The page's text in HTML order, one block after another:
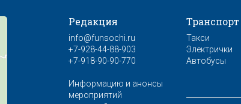
Редакция
info@funsochi.ru
+7-928-44-88-903
+7-918-90-90-770
Информацию и анонсы
мероприятий
Транспорт
Такси
Электрички
Автобусы